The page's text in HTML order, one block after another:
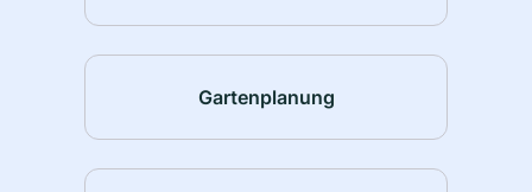
Gartenplanung